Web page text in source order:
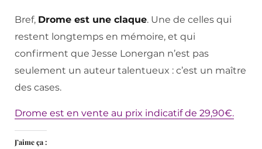
Bref, Drome est une claque. Une de celles qui
restent longtemps en mémoire, et qui
confirment que Jesse Lonergan n’est pas
seulement un auteur talentueux : c’est un maître
des cases.
Drome est en vente au prix indicatif de 29,90€.
J’aime ça :